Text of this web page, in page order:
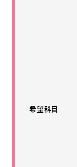
希望科目